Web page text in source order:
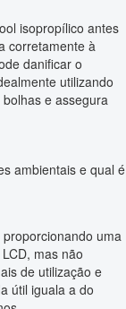
isopropílico antes
corretamente à
danificar o
utilizando
e assegura
ambientais e qual é
uma
mas não
de utilização e
útil iguala a do